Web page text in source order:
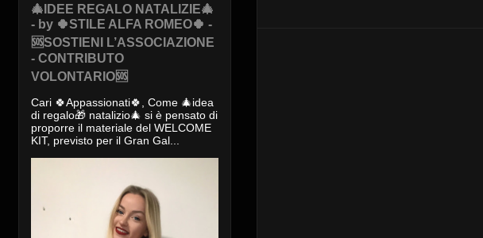
🎄IDEE REGALO NATALIZIE🎄
- by 🍀STILE ALFA ROMEO🍀 -
🆘SOSTIENI L’ASSOCIAZIONE
- CONTRIBUTO
VOLONTARIO🆘
Cari 🍀Appassionati🍀, Come 🎄idea
di regalo🎁 natalizio🎄 si è pensato di
proporre il materiale del WELCOME
KIT, previsto per il Gran Gal...